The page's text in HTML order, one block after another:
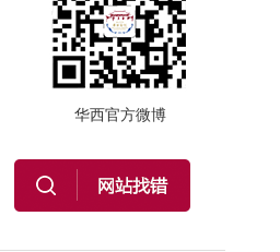
华西官方微博